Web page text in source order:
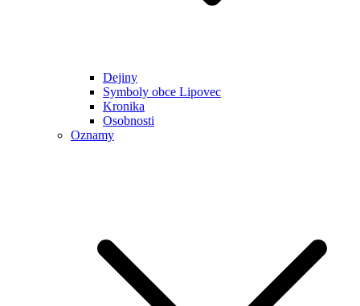
Dejiny
Symboly obce Lipovec
Kronika
Osobnosti
Oznamy